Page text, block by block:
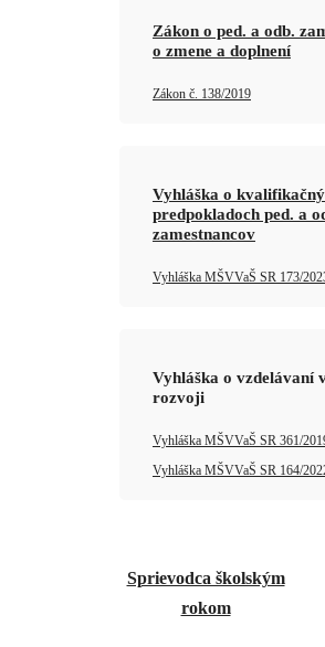
Zákon o ped. a odb.
o zmene a doplnení
Zákon č. 138/2019
Vyhláška o
predpokladoch ped. a
zamestnancov
Vyhláška MŠVVaŠ SR 173/
Vyhláška o vzdelávaní
rozvoji
Vyhláška MŠVVaŠ SR 361/
Vyhláška MŠVVaŠ SR 164/
Sprievodca školským
rokom